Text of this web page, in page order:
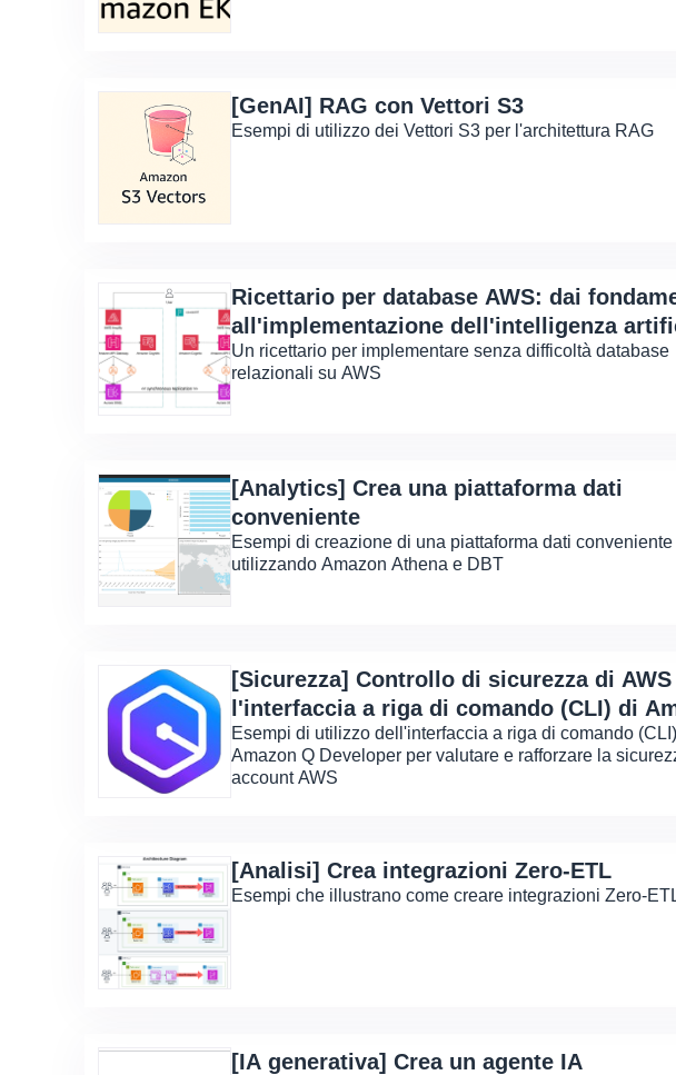
[GenAI] RAG con Vettori S3
Esempi di utilizzo dei Vettori S3 per l'architettura RAG
Ricettario per database AWS: dai
all'implementazione dell'intelligenza
generativa
Un ricettario per implementare senza difficoltà database
relazionali su AWS
[Analytics] Crea una piattaforma dati
conveniente
Esempi di creazione di una piattaforma dati conveniente
utilizzando Amazon Athena e DBT
[Sicurezza] Controllo di sicurezza di
l'interfaccia a riga di comando (CLI) di
Q Developer
Esempi di utilizzo dell'interfaccia a riga di comando
Amazon Q Developer per valutare e rafforzare la
account AWS
[Analisi] Crea integrazioni Zero-ETL
Esempi che illustrano come creare integrazioni Zero-
[IA generativa] Crea un agente IA